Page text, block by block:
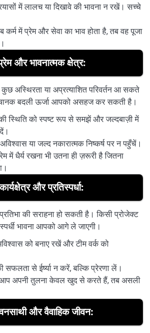
में लालच या दिखावे की भावना न रखें। सच्चे
कर्म में प्रेम और सेवा का भाव होता है, तब वह पूजा
और भावनात्मक क्षेत्र:
अस्थिरता या अप्रत्याशित परिवर्तन आ सकते
बदली ऊर्जा आपको असहज कर सकती है।
स्थिति को स्पष्ट रूप से समझें और जल्दबाज़ी में
या जल्द नकारात्मक निष्कर्ष पर न पहुँचें।
में धैर्य रखना भी उतना ही ज़रूरी है जितना
और प्रतिस्पर्धा:
की सराहना हो सकती है। किसी प्रोजेक्ट
भावना आपको आगे ले जाएगी।
को बनाए रखें और टीम वर्क को
सफलता से ईर्ष्या न करें, बल्कि प्रेरणा लें।
अपनी तुलना केवल खुद से करते हैं, तब असली
और वैवाहिक जीवन: